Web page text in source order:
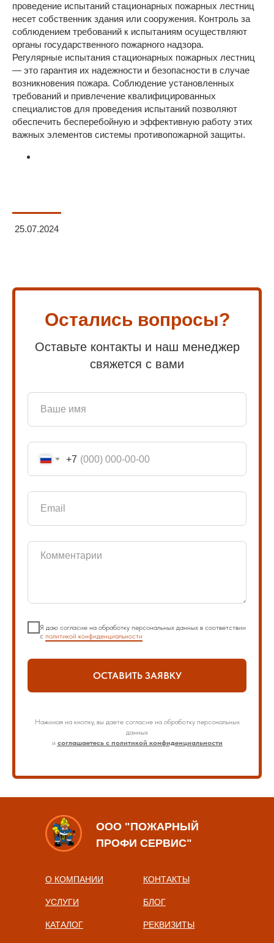
проведение испытаний стационарных пожарных лестниц
несет собственник здания или сооружения. Контроль за
соблюдением требований к испытаниям осуществляют
органы государственного пожарного надзора.
Регулярные испытания стационарных пожарных лестниц
— это гарантия их надежности и безопасности в случае
возникновения пожара. Соблюдение установленных
требований и привлечение квалифицированных
специалистов для проведения испытаний позволяют
обеспечить бесперебойную и эффективную работу этих
важных элементов системы противопожарной защиты.
25.07.2024
Остались вопросы?
Оставьте контакты и наш менеджер
свяжется с вами
+7
Я даю согласие на обработку персональных данных в соответствии
с политикой конфиденциальности
ОСТАВИТЬ ЗАЯВКУ
Нажимая на кнопку, вы даете согласие на обработку персональных
данных
и соглашаетесь с политикой конфиденциальности
ООО "ПОЖАРНЫЙ
ПРОФИ СЕРВИС"
О КОМПАНИИ
УСЛУГИ
КАТАЛОГ
КОНТАКТЫ
РЕКВИЗИТЫ
БЛОГ